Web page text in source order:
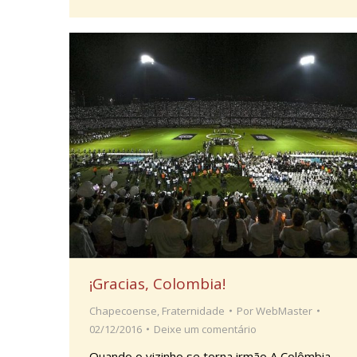
¡Gracias, Colombia!
Chapecoense, Fraternidade PorWebMaster
02/12/2016
Deixe um comentário